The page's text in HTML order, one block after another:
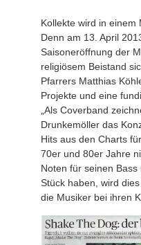
Kollekte wird in
Denn am 13. April
Saisoneröffnung der
religiösem Beistand
Pfarrers Matthias
Projekte und eine
„Als Coverband
Drunkemöller das
Hits aus den Charts
70er und 80er Jahre
Noten für seinen
Stück haben, wird
die Musiker bei ihren